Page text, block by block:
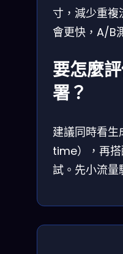
寸，減少重
會更快，A/B
要怎麼
署？
建議同時看
time），再搭
試。先小流量